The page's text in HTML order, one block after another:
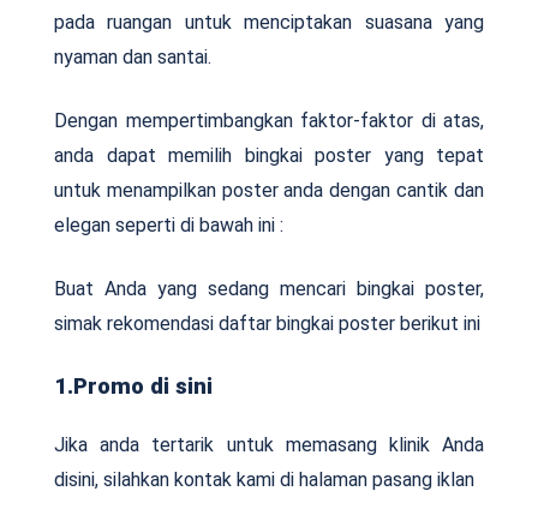
pada ruangan untuk menciptakan suasana yang
nyaman dan santai.
Dengan mempertimbangkan faktor-faktor di atas,
anda dapat memilih bingkai poster yang tepat
untuk menampilkan poster anda dengan cantik dan
elegan seperti di bawah ini :
Buat Anda yang sedang mencari bingkai poster,
simak rekomendasi daftar bingkai poster berikut ini
1.Promo di sini
Jika anda tertarik untuk memasang klinik Anda
disini, silahkan kontak kami di halaman pasang iklan